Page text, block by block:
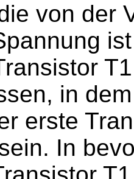
von der
in
erste
In